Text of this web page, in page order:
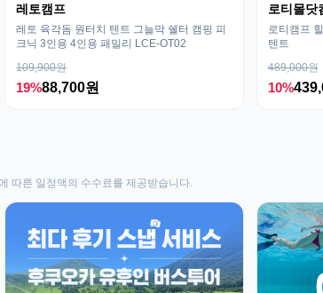
레토캠프
레토 육각돔 원터치 텐트 그늘막 쉘터 캠핑 피
크닉 3인용 4인용 패밀리 LCE-OT02
109,900원
19%88,700원
로티몰닷
로티캠프
텐트
489,000원
10%
따른 일정액의 수수료를 제공받습니다.